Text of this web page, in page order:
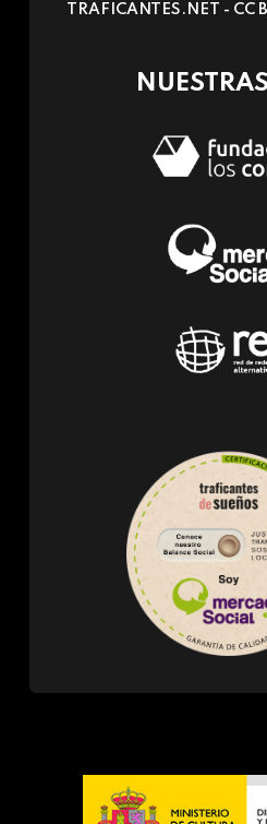
TRAFICANTES.NET - CC